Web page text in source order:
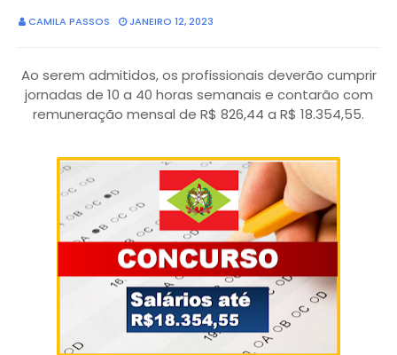
CAMILA PASSOS JANEIRO 12, 2023
Ao serem admitidos, os profissionais deverão cumprir
jornadas de 10 a 40 horas semanais e contarão com
remuneração mensal de R$ 826,44 a R$ 18.354,55.